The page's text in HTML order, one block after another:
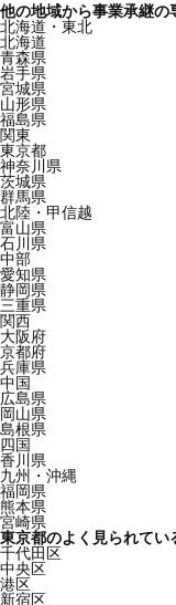
他の地域から事業承継の
北海道・東北
北海道
青森県
岩手県
宮城県
山形県
福島県
関東
東京都
神奈川県
茨城県
群馬県
北陸・甲信越
富山県
石川県
中部
愛知県
静岡県
三重県
関西
大阪府
京都府
兵庫県
中国
広島県
岡山県
島根県
四国
香川県
九州・沖縄
福岡県
熊本県
宮崎県
東京都のよく見られて
千代田区
中央区
港区
新宿区